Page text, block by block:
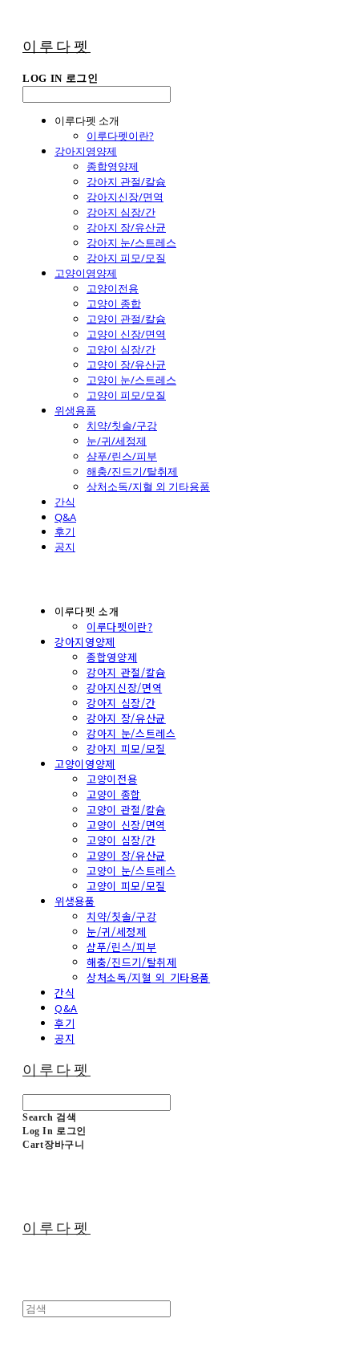
이루다펫
LOG IN 로그인
이루다펫 소개
이루다펫이란?
강아지영양제
종합영양제
강아지 관절/칼슘
강아지신장/면역
강아지 심장/간
강아지 장/유산균
강아지 눈/스트레스
강아지 피모/모질
고양이영양제
고양이전용
고양이 종합
고양이 관절/칼슘
고양이 신장/면역
고양이 심장/간
고양이 장/유산균
고양이 눈/스트레스
고양이 피모/모질
위생용품
치약/칫솔/구강
눈/귀/세정제
샴푸/린스/피부
해충/진드기/탈취제
상처소독/지혈 외 기타용품
간식
Q&A
후기
공지
이루다펫 소개
이루다펫이란?
강아지영양제
종합영양제
강아지 관절/칼슘
강아지신장/면역
강아지 심장/간
강아지 장/유산균
강아지 눈/스트레스
강아지 피모/모질
고양이영양제
고양이전용
고양이 종합
고양이 관절/칼슘
고양이 신장/면역
고양이 심장/간
고양이 장/유산균
고양이 눈/스트레스
고양이 피모/모질
위생용품
치약/칫솔/구강
눈/귀/세정제
샴푸/린스/피부
해충/진드기/탈취제
상처소독/지혈 외 기타용품
간식
Q&A
후기
공지
이루다펫
Search 검색
Log In 로그인
Cart장바구니
이루다펫